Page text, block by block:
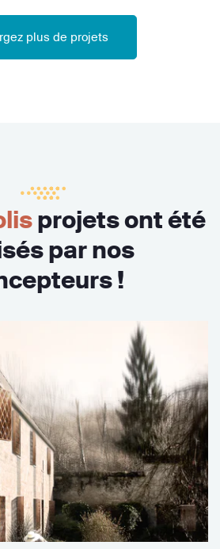
plus de projets
projets ont été
par nos
!